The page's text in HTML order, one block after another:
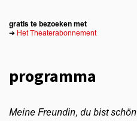
gratis te bezoeken met
➔ Het Theaterabonnement
programma
Meine Freundin, du bist schön